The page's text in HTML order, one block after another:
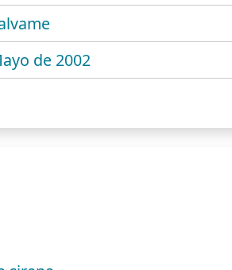
de 2002